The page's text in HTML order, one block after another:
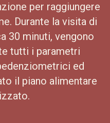
per raggiungere
Durante la visita di
30 minuti, vengono
tutti i parametri
ed
il piano alimentare